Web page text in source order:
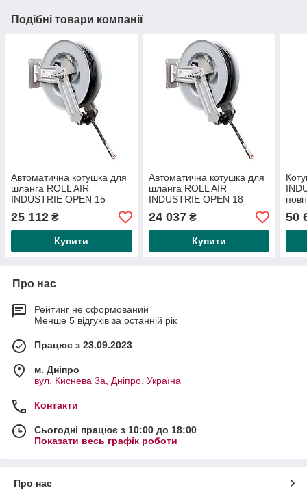
Подібні товари компанії
Автоматична котушка для
шланга ROLL AIR
INDUSTRIE OPEN 15
13x19 мм
25 112 ₴
Купити
Автоматична котушка для
шланга ROLL AIR
INDUSTRIE OPEN 18
10x15 мм
24 037₴
Купити
м-
50
Про нас
Рейтинг не сформований
Менше 5 відгуків за останній рік
Працює з 23.09.2023
м. Дніпро
вул. Киснева 3а, Дніпро, Україна
Контакти
Сьогодні працює з 10:00 до 18:00
Показати весь графік роботи
Про нас